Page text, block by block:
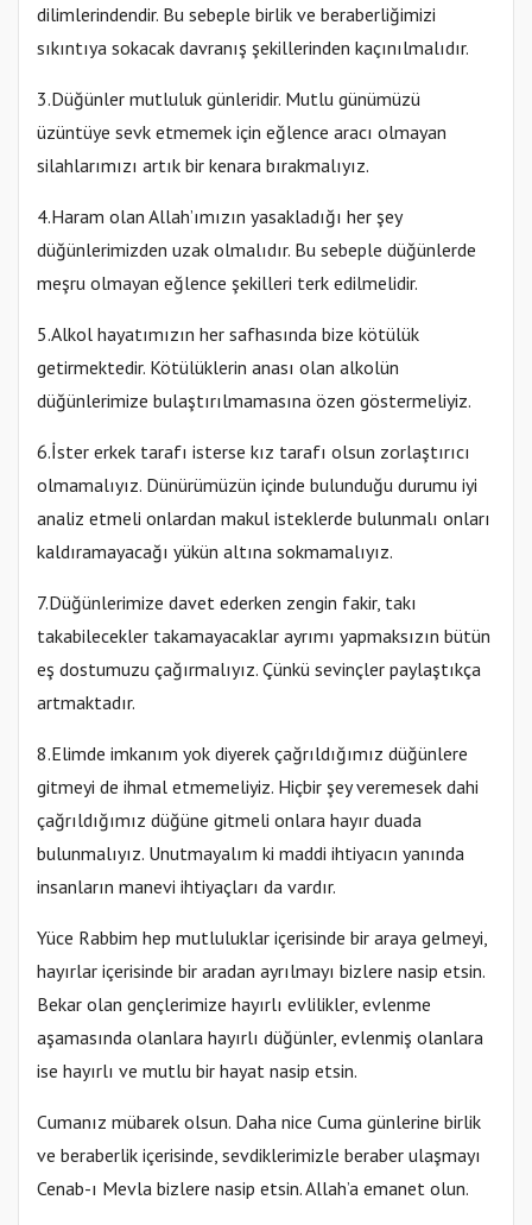
dilimlerindendir. Bu sebeple birlik ve beraberliğimizi
sıkıntıya sokacak davranış şekillerinden kaçınılmalıdır.
3.Düğünler mutluluk günleridir. Mutlu günümüzü
üzüntüye sevk etmemek için eğlence aracı olmayan
silahlarımızı artık bir kenara bırakmalıyız.
4.Haram olan Allah’ımızın yasakladığı her şey
düğünlerimizden uzak olmalıdır. Bu sebeple düğünlerde
meşru olmayan eğlence şekilleri terk edilmelidir.
5.Alkol hayatımızın her safhasında bize kötülük
getirmektedir. Kötülüklerin anası olan alkolün
düğünlerimize bulaştırılmamasına özen göstermeliyiz.
6.İster erkek tarafı isterse kız tarafı olsun zorlaştırıcı
olmamalıyız. Dünürümüzün içinde bulunduğu durumu iyi
analiz etmeli onlardan makul isteklerde bulunmalı onları
kaldıramayacağı yükün altına sokmamalıyız.
7.Düğünlerimize davet ederken zengin fakir, takı
takabilecekler takamayacaklar ayrımı yapmaksızın bütün
eş dostumuzu çağırmalıyız. Çünkü sevinçler paylaştıkça
artmaktadır.
8.Elimde imkanım yok diyerek çağrıldığımız düğünlere
gitmeyi de ihmal etmemeliyiz. Hiçbir şey veremesek dahi
çağrıldığımız düğüne gitmeli onlara hayır duada
bulunmalıyız. Unutmayalım ki maddi ihtiyacın yanında
insanların manevi ihtiyaçları da vardır.
Yüce Rabbim hep mutluluklar içerisinde bir araya gelmeyi,
hayırlar içerisinde bir aradan ayrılmayı bizlere nasip etsin.
Bekar olan gençlerimize hayırlı evlilikler, evlenme
aşamasında olanlara hayırlı düğünler, evlenmiş olanlara
ise hayırlı ve mutlu bir hayat nasip etsin.
Cumanız mübarek olsun. Daha nice Cuma günlerine birlik
ve beraberlik içerisinde, sevdiklerimizle beraber ulaşmayı
Cenab-ı Mevla bizlere nasip etsin. Allah’a emanet olun.